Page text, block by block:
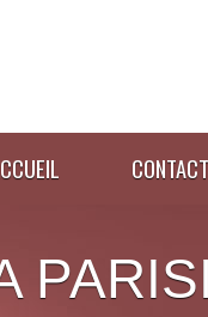
CONTACT